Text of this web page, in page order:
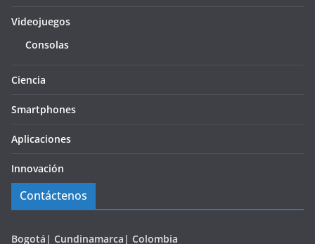
Videojuegos
Consolas
Ciencia
Smartphones
Aplicaciones
Innovación
Contáctenos
Bogotá| Cundinamarca| Colombia